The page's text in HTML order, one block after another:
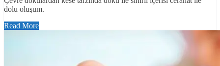
dolu oluşum.
Read More